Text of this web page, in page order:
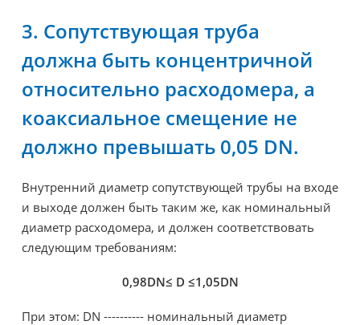
3. Сопутствующая труба
должна быть концентричной
относительно расходомера, а
коаксиальное смещение не
должно превышать 0,05 DN.
Внутренний диаметр сопутствующей трубы на входе
и выходе должен быть таким же, как номинальный
диаметр расходомера, и должен соответствовать
следующим требованиям:
0,98DN≤ D ≤1,05DN
При этом: DN ---------- номинальный диаметр